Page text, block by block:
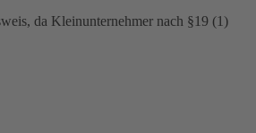
da Kleinunternehmer nach §19 (1)